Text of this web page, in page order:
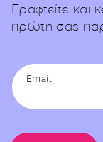
Γραφτείτε και
πρώτη σας
Email